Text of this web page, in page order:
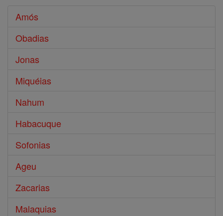
Amós
Obadias
Jonas
Miquéias
Nahum
Habacuque
Sofonias
Ageu
Zacarias
Malaquias